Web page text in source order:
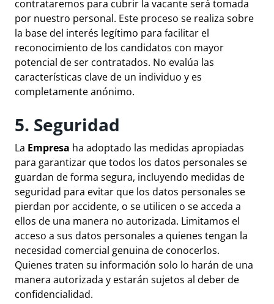
contrataremos para cubrir la vacante será tomada
por nuestro personal. Este proceso se realiza sobre
la base del interés legítimo para facilitar el
reconocimiento de los candidatos con mayor
potencial de ser contratados. No evalúa las
características clave de un individuo y es
completamente anónimo.
5. Seguridad
La Empresa ha adoptado las medidas apropiadas
para garantizar que todos los datos personales se
guardan de forma segura, incluyendo medidas de
seguridad para evitar que los datos personales se
pierdan por accidente, o se utilicen o se acceda a
ellos de una manera no autorizada. Limitamos el
acceso a sus datos personales a quienes tengan la
necesidad comercial genuina de conocerlos.
Quienes traten su información solo lo harán de una
manera autorizada y estarán sujetos al deber de
confidencialidad.